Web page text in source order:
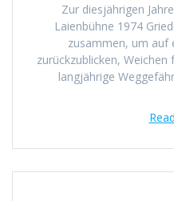
Zur diesjährigen
Laienbühne 1974
zusammen, um auf
zurückzublicken,
langjährige